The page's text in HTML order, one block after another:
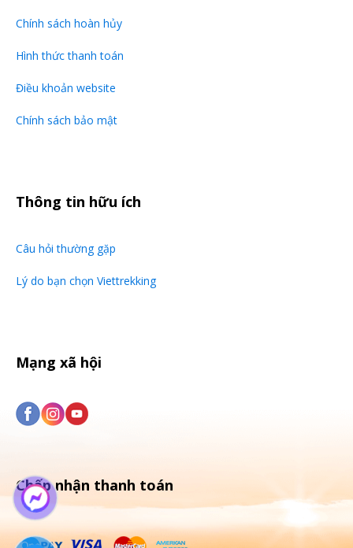
Chính sách hoàn hủy
Hình thức thanh toán
Điều khoản website
Chính sách bảo mật
Thông tin hữu ích
Câu hỏi thường gặp
Lý do bạn chọn Viettrekking
Mạng xã hội
Chấp nhận thanh toán